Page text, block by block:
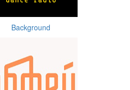
Background